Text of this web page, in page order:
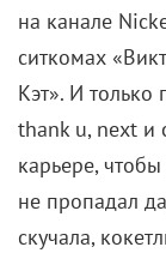
на канале
ситкомах
Кэт». И только
thank u, next и
карьере,
не пропадал
скучала,